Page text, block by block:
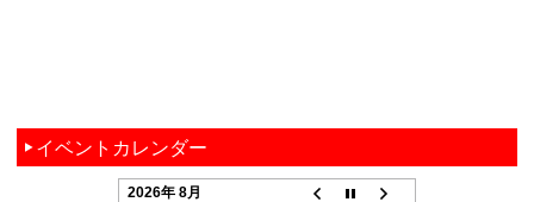
イベントカレンダー
2026年 8月